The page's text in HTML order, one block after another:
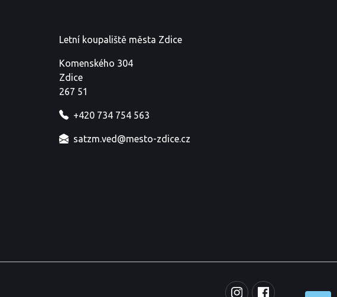
Letní koupaliště města Zdice
Komenského 304
Zdice
267 51
+420 734 754 563
satzm.ved@mesto-zdice.cz